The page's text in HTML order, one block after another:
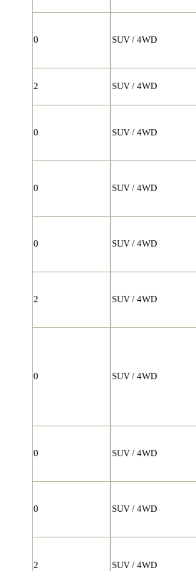
0 SUV / 4WD
2 SUV / 4WD
0 SUV / 4WD
0 SUV / 4WD
0 SUV / 4WD
2 SUV / 4WD
0 SUV / 4WD
0 SUV / 4WD
0 SUV / 4WD
2 SUV / 4WD